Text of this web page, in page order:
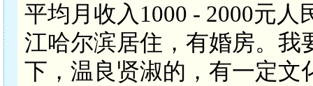
平均月收入1000 - 2000元
江哈尔滨居住，有婚房。我
下，温良贤淑的，有一定文